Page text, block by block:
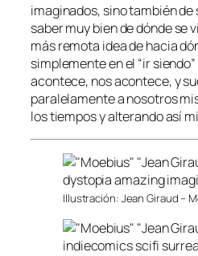
imaginados, sino también de
saber muy bien de dónde se
más remota idea de hacia
simplemente en el “ir
acontece, nos acontece, y
paralelamente a nosotros
los tiempos y alterando así
Illustración: Jean Giraud –